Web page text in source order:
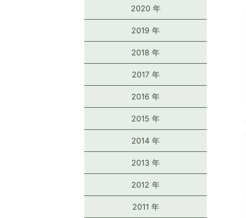
2020 年
2019 年
2018 年
2017 年
2016 年
2015 年
2014 年
2013 年
2012 年
2011 年